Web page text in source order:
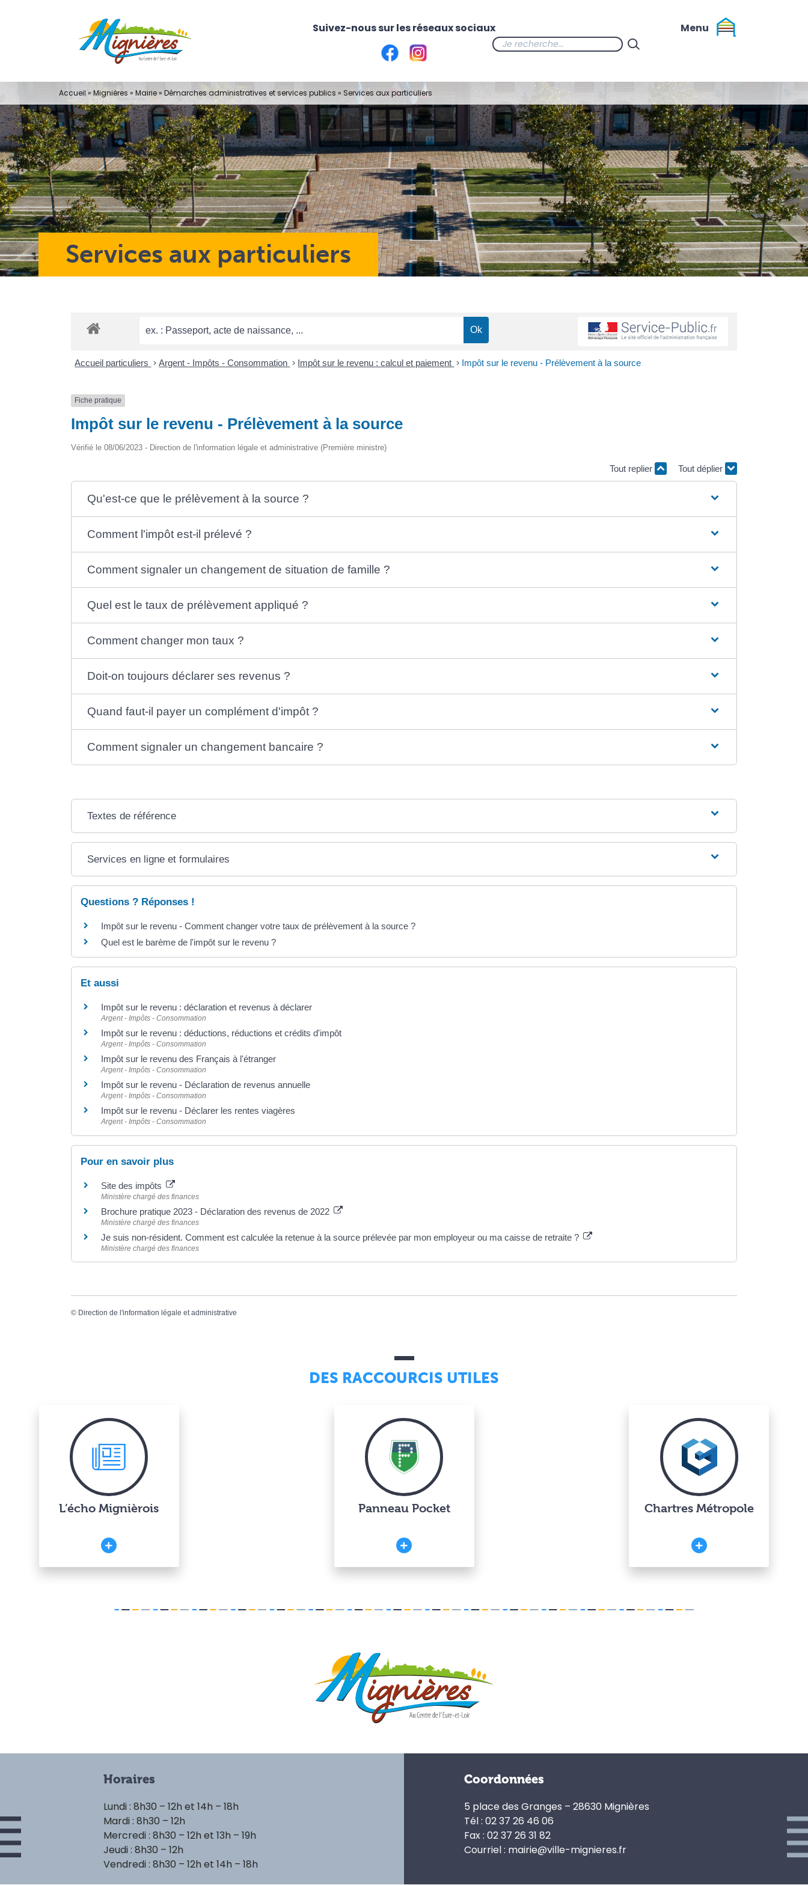
Services aux particuliers
Accueil » Mignières » Mairie» Démarches administratives et services publics » Services aux particuliers
Accueil particuliers > Argent - Impôts - Consommation > Impôt sur le revenu : calcul et paiement > Impôt sur le revenu - Prélèvement à la source
Fiche pratique
Impôt sur le revenu - Prélèvement à la source
Vérifié le 08/06/2023 - Direction de l'information légale et administrative (Première ministre)
Tout replier Tout déplier
Qu'est-ce que le prélèvement à la source ?
Comment l'impôt est-il prélevé ?
Comment signaler un changement de situation de famille ?
Quel est le taux de prélèvement appliqué ?
Comment changer mon taux ?
Doit-on toujours déclarer ses revenus ?
Quand faut-il payer un complément d'impôt ?
Comment signaler un changement bancaire ?
Textes de référence
Services en ligne et formulaires
Questions ? Réponses !
Impôt sur le revenu - Comment changer votre taux de prélèvement à la source ?
Quel est le barème de l'impôt sur le revenu ?
Et aussi
Impôt sur le revenu : déclaration et revenus à déclarer
Argent - Impôts - Consommation
Impôt sur le revenu : déductions, réductions et crédits d'impôt
Argent - Impôts - Consommation
Impôt sur le revenu des Français à l'étranger
Argent - Impôts - Consommation
Impôt sur le revenu - Déclaration de revenus annuelle
Argent - Impôts - Consommation
Impôt sur le revenu - Déclarer les rentes viagères
Argent - Impôts - Consommation
Pour en savoir plus
Site des impôts
Ministère chargé des finances
Brochure pratique 2023 - Déclaration des revenus de 2022
Ministère chargé des finances
Je suis non-résident. Comment est calculée la retenue à la source prélevée par mon employeur ou ma caisse de retraite ?
Ministère chargé des finances
© Direction de l'information légale et administrative
DES RACCOURCIS UTILES
L’écho Mignièrois Panneau Pocket Chartres Métropole
Horaires
Lundi : 8h30 – 12h et 14h – 18h
Mardi : 8h30 – 12h
Mercredi : 8h30 – 12h et 13h – 19h
Jeudi : 8h30 – 12h
Vendredi : 8h30 – 12h et 14h – 18h
Coordonnées
5 place des Granges – 28630 Mignières
Tél : 02 37 26 46 06
Fax : 02 37 26 31 82
Courriel : mairie@ville-mignieres.fr